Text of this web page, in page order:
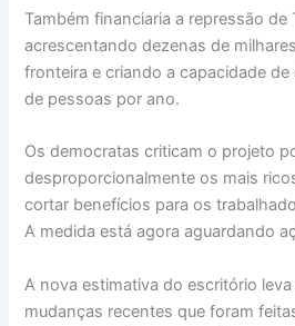
Também financiaria a repressão de
acrescentando dezenas de
fronteira e criando a capacidade
de pessoas por ano.
Os democratas criticam o projeto
desproporcionalmente os mais
cortar benefícios para os
A medida está agora aguardando
A nova estimativa do escritório
mudanças recentes que foram